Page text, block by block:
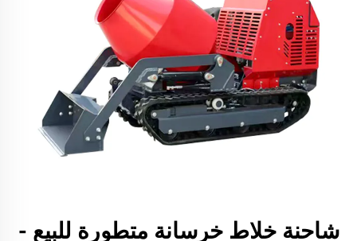
شاحنة خلاط خرسانة متطورة للبيع -